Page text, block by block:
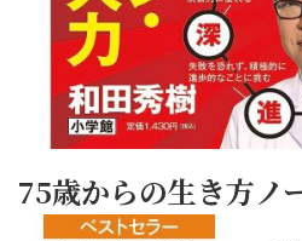
75歳からの生き方ノ